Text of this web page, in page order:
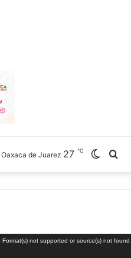
for
Switch
skin
Oaxaca de Juarez 27 ℃
Format(s) not supported or source(s) not found